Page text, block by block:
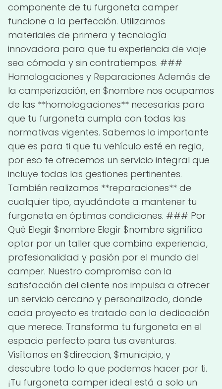
componente de tu furgoneta camper
funcione a la perfección. Utilizamos
materiales de primera y tecnología
innovadora para que tu experiencia de viaje
sea cómoda y sin contratiempos. ###
Homologaciones y Reparaciones Además de
la camperización, en $nombre nos ocupamos
de las **homologaciones** necesarias para
que tu furgoneta cumpla con todas las
normativas vigentes. Sabemos lo importante
que es para ti que tu vehículo esté en regla,
por eso te ofrecemos un servicio integral que
incluye todas las gestiones pertinentes.
También realizamos **reparaciones** de
cualquier tipo, ayudándote a mantener tu
furgoneta en óptimas condiciones. ### Por
Qué Elegir $nombre Elegir $nombre significa
optar por un taller que combina experiencia,
profesionalidad y pasión por el mundo del
camper. Nuestro compromiso con la
satisfacción del cliente nos impulsa a ofrecer
un servicio cercano y personalizado, donde
cada proyecto es tratado con la dedicación
que merece. Transforma tu furgoneta en el
espacio perfecto para tus aventuras.
Visítanos en $direccion, $municipio, y
descubre todo lo que podemos hacer por ti.
¡Tu furgoneta camper ideal está a solo un